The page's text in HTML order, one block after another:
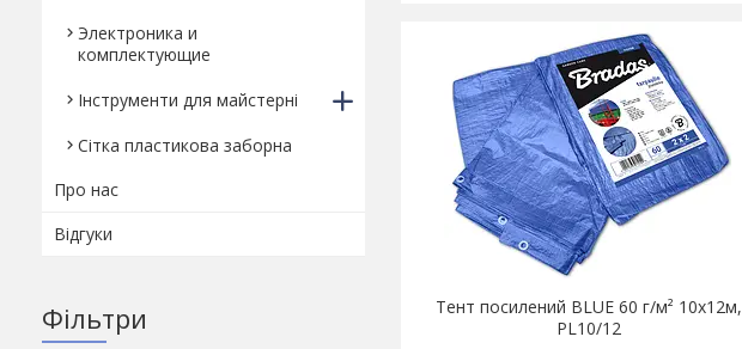
Тент посилений BLUE 60 г/м² 10х12м,
PL10/12
Электроника и
комплектующие
Інструменти для майстерні
Сітка пластикова заборна
Про нас
Відгуки
Фільтри